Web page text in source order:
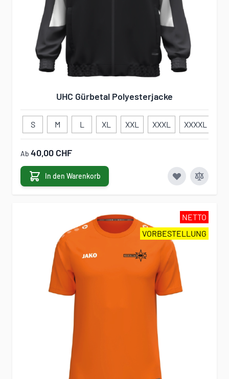
UHC Gürbetal Polyesterjacke
S M L XL XXL XXXL XXXXL
Ab 40,00 CHF
In den Warenkorb
NETTO
VORBESTELLUNG